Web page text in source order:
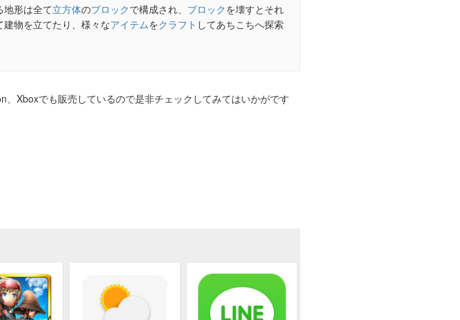
地形は全て立方体のブロックで構成され、 ブロックを壊すとそれ
建物を立てたり、様々なアイテムをクラフト してあちこちへ探索
Xboxでも販売しているので是非チェックしてみてはいかがです